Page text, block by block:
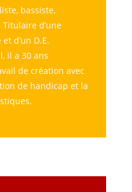
bassiste,
d’une
d’un D.E.
il a 30 ans
de création avec
de handicap et la